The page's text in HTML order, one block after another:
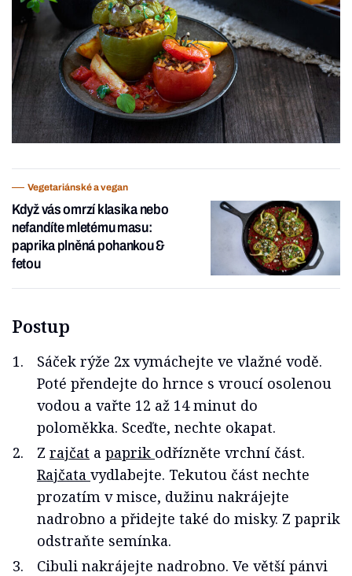
Vegetariánské a vegan
Když vás omrzí klasika nebo
nefandíte mletému masu:
paprika plněná pohankou &
fetou
Postup
Sáček rýže 2x vymáchejte ve vlažné vodě.
Poté přendejte do hrnce s vroucí osolenou
vodou a vařte 12 až 14 minut do
poloměkka. Sceďte, nechte okapat.
Z rajčat a paprik odřízněte vrchní část.
Rajčata vydlabejte. Tekutou část nechte
prozatím v misce, dužinu nakrájejte
nadrobno a přidejte také do misky. Z paprik
odstraňte semínka.
Cibuli nakrájejte nadrobno. Ve větší pánvi